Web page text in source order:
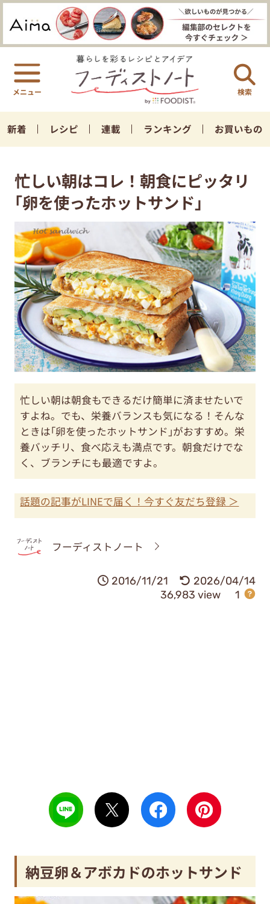
検索
新着 レシピ 連載 ランキング お買いもの
忙しい朝はコレ！朝食にピッタリ
｢卵を使ったホットサンド｣
忙しい朝は朝食もできるだけ簡単に済ませたいで
すよね。でも、栄養バランスも気になる！そんな
ときは｢卵を使ったホットサンド｣がおすすめ。栄
養バッチリ、食べ応えも満点です。朝食だけでな
く、ブランチにも最適ですよ。
話題の記事がLINEで届く！今すぐ友だち登録 ＞
フーディストノート
2016/11/21
2026/04/14
36,983 view
1
納豆卵＆アボカドのホットサンド